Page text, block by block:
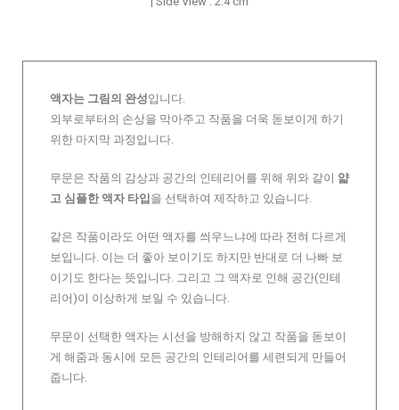
액자는 그림의 완성입니다.
외부로부터의 손상을 막아주고 작품을 더욱 돋보이게 하기
위한 마지막 과정입니다.
무문은 작품의 감상과 공간의 인테리어를 위해 위와 같이 얇
고 심플한 액자 타입 을 선택하여 제작하고 있습니다.
같은 작품이라도 어떤 액자를 씌우느냐에 따라 전혀 다르게
보입니다. 이는 더 좋아 보이기도 하지만 반대로 더 나빠 보
이기도 한다는 뜻입니다. 그리고 그 액자로 인해 공간(인테
리어)이 이상하게 보일 수 있습니다.
무문이 선택한 액자는 시선을 방해하지 않고 작품을 돋보이
게 해줌과 동시에 모든 공간의 인테리어를 세련되게 만들어
줍니다.